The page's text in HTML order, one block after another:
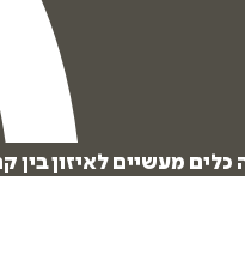
מעשיים לאיזון בין